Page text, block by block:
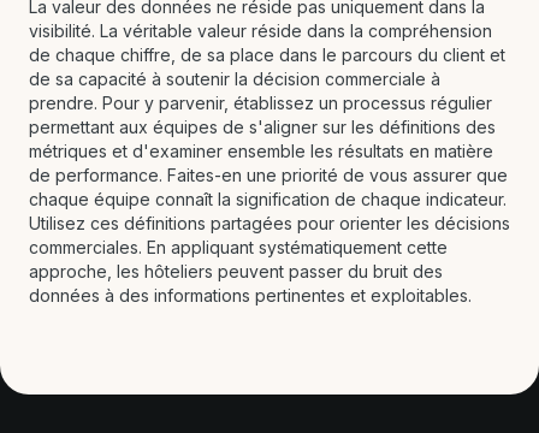
La valeur des données ne réside pas uniquement dans la
visibilité. La véritable valeur réside dans la compréhension
de chaque chiffre, de sa place dans le parcours du client et
de sa capacité à soutenir la décision commerciale à
prendre. Pour y parvenir, établissez un processus régulier
permettant aux équipes de s'aligner sur les définitions des
métriques et d'examiner ensemble les résultats en matière
de performance. Faites-en une priorité de vous assurer que
chaque équipe connaît la signification de chaque indicateur.
Utilisez ces définitions partagées pour orienter les décisions
commerciales. En appliquant systématiquement cette
approche, les hôteliers peuvent passer du bruit des
données à des informations pertinentes et exploitables.